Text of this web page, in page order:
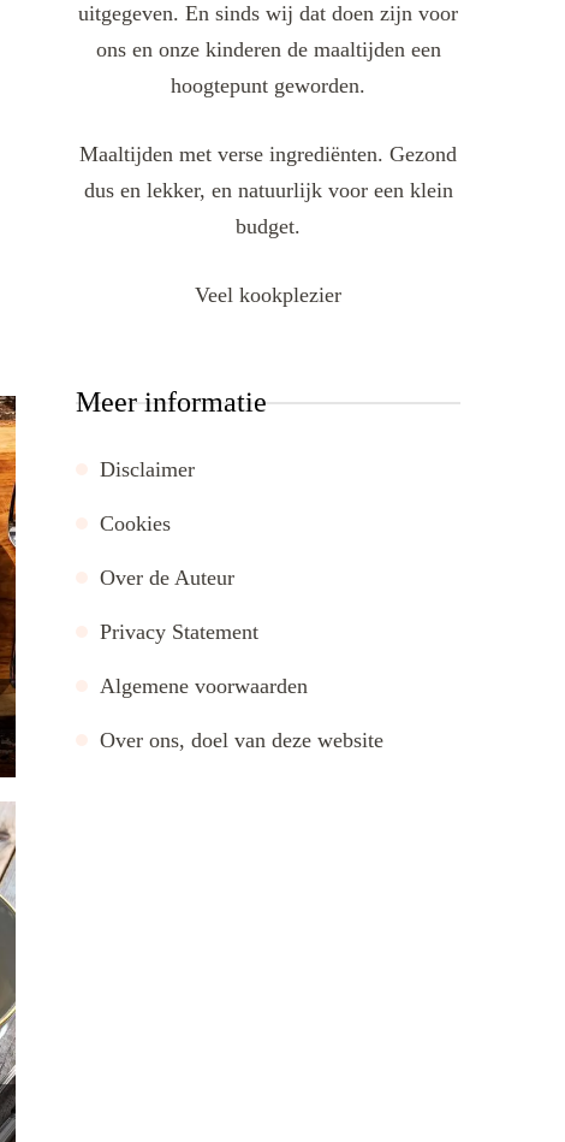
uitgegeven. En sinds wij dat doen zijn voor
ons en onze kinderen de maaltijden een
hoogtepunt geworden.
Maaltijden met verse ingrediënten. Gezond
dus en lekker, en natuurlijk voor een klein
budget.
Veel kookplezier
Meer informatie
Disclaimer
Cookies
Over de Auteur
Privacy Statement
Algemene voorwaarden
Over ons, doel van deze website